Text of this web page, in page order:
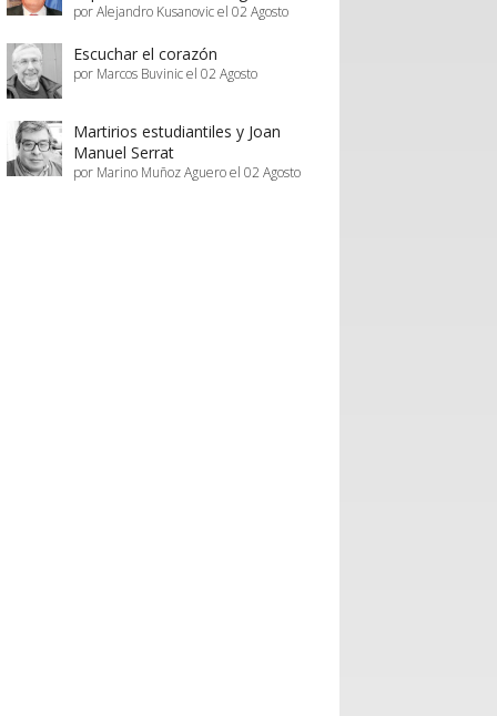
por Alejandro Kusanovic el 02 Agosto
Escuchar el corazón
por Marcos Buvinic el 02 Agosto
Martirios estudiantiles y Joan
Manuel Serrat
por Marino Muñoz Aguero el 02 Agosto